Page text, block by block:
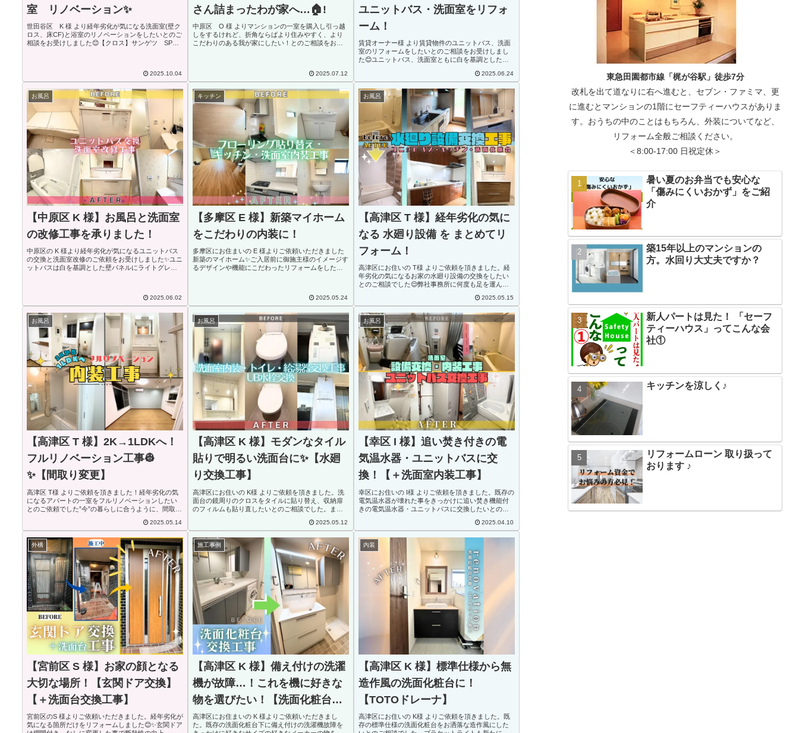
室 リノベーション✨
世田谷区 K 様 より経年劣化が気になる洗面室(壁ク
ロス、床CF)と浴室のリノベーションをしたいとのご
相談をお受けしました😊【クロス】サンゲツ SP
2025.10.04
さん詰まったわが家へ…🏠!
中原区 O 様 よりマンションの一室を購入し引っ越
しをするけれど、折角ならばより住みやすく、より
こだわりのある我が家にしたい！とのご相談をお受
2025.07.12
ユニットバス・洗面室をリフォ
ーム！
賃貸オーナー様 より賃貸物件のユニットバス、洗面
室のリフォームをしたいとのご相談をお受けしまし
た😊ユニットバス、洗面室ともに白を基調としたす
スと洗面室が変わると家の印象が一気に変わります
2025.06.24
お風呂
【中原区 K 様】お風呂と洗面室
の改修工事を承りました！
中原区の K 様より経年劣化が気になるユニットバス
の交換と洗面室改修のご依頼をお受けしました✨ユニ
ットバスは白を基調とした壁パネルにライトグレー
2025.06.02
キッチン
【多摩区 E 様】新築マイホーム
をこだわりの内装に！
多摩区にお住まいの E 様よりご依頼いただきました
新築のマイホーム✨ご入居前に御施主様のイメージす
るデザインや機能にこだわったリフォームをしたい
2025.05.24
お風呂
【高津区 T 様】経年劣化の気に
なる 水廻り設備 を まとめてリ
フォーム！
高津区にお住いの T様 よりご依頼を頂きました。経
年劣化の気になるお家の水廻り設備の交換をしたい
とのご相談でした😌弊社事務所に何度も足を運んで
ただきました😊【洗面化粧台】TOTO オクターブ
2025.05.15
お風呂
【高津区 T 様】2K→1LDKへ！
フルリノベーション工事👷
✨【間取り変更】
高津区 T様 よりご依頼を頂きました！経年劣化の気
になるアパートの一室をフルリノベーションしたい
とのご依頼でした”今”の暮らしに合うように、間取り
間へ生まれ変わりました✨【玄関】・玄関扉 内側
2025.05.14
お風呂
【高津区 K 様】モダンなタイル
貼りで明るい洗面台に✨【水廻
り交換工事】
高津区にお住いの K様 よりご依頼を頂きました。洗
面台の鏡周りのクロスをタイルに貼り替え、収納扉
のフィルムも貼り直したいとのご相談でした。ま
事、併せて給湯器の交換工事も承りました😌【洗面
2025.05.12
お風呂
【幸区 I 様】追い焚き付きの電
気温水器・ユニットバスに交
換！【＋洗面室内装工事】
幸区にお住いの I様 よりご依頼を頂きました。既存の
電気温水器が壊れた事をきっかけに追い焚き機能付
きの電気温水器・ユニットバスに交換したいとのご
併せてリフォームしたいとのご相談でした😌【洗面
2025.04.10
外構
【宮前区 S 様】お家の顔となる
大切な場所！【玄関ドア交換】
【＋洗面台交換工事】
宮前区のS 様よりご依頼いただきました。経年劣化が
気になる箇所だけをリフォームしました😊✨玄関ドア
施工事例
【高津区 K 様】備え付けの洗濯
機が故障…！これを機に好きな
物を選びたい！【洗面化粧台交
換工事】
高津区にお住まいの K 様よりご依頼いただきまし
た。既存の洗面化粧台下に備え付けの洗濯機故障を
内装
【高津区 K 様】標準仕様から無
造作風の洗面化粧台に！
【TOTOドレーナ】
高津区にお住いの K様 よりご依頼を頂きました。既
存の標準仕様の洗面化粧台をお洒落な造作風にした
東急田園都市線「梶が谷駅」徒歩7分
改札を出て道なりに右へ進むと、セブン・ファミマ、更
に進むとマンションの1階にセーフティーハウスがありま
す。おうちの中のことはもちろん、外装についてなど、
リフォーム全般ご相談ください。
＜8:00-17:00 日祝定休＞
暑い夏のお弁当でも安心な
「傷みにくいおかず」をご紹
介
築15年以上のマンションの
方。水回り大丈夫ですか？
新人パートは見た！ 「セーフ
ティーハウス」ってこんな会
社①
キッチンを涼しく♪
リフォームローン 取り扱って
おります ♪